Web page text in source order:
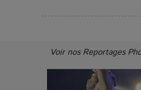
Voir nos Reportages